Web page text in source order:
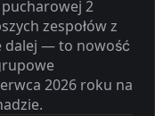
2
zespołów z
dalej — to nowość
2026 roku na